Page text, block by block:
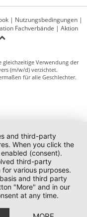
| Nutzungsbedingungen |
Fachverbände | Aktion
gleichzeitige Verwendung der
(m/w/d) verzichtet.
für alle Geschlechter.
and third-party
When you click the
(consent).
third-party
various purposes.
and third party
"More" and in our
at any time.